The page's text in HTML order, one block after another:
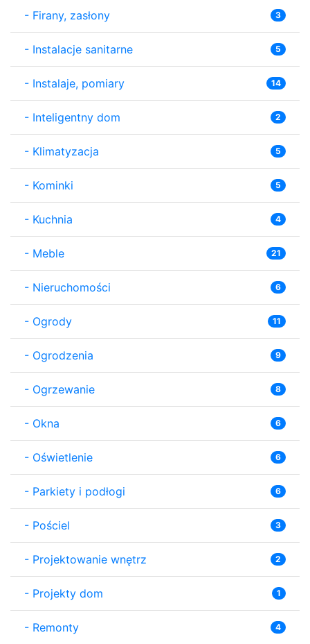
- Firany, zasłony 3
- Instalacje sanitarne 5
- Instalaje, pomiary 14
- Inteligentny dom 2
- Klimatyzacja 5
- Kominki 5
- Kuchnia 4
- Meble 21
- Nieruchomości 6
- Ogrody 11
- Ogrodzenia 9
- Ogrzewanie 8
- Okna 6
- Oświetlenie 6
- Parkiety i podłogi 6
- Pościel 3
- Projektowanie wnętrz 2
- Projekty dom 1
- Remonty 4